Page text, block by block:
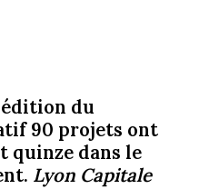
du
90 projets ont
quinze dans le
Lyon Capitale